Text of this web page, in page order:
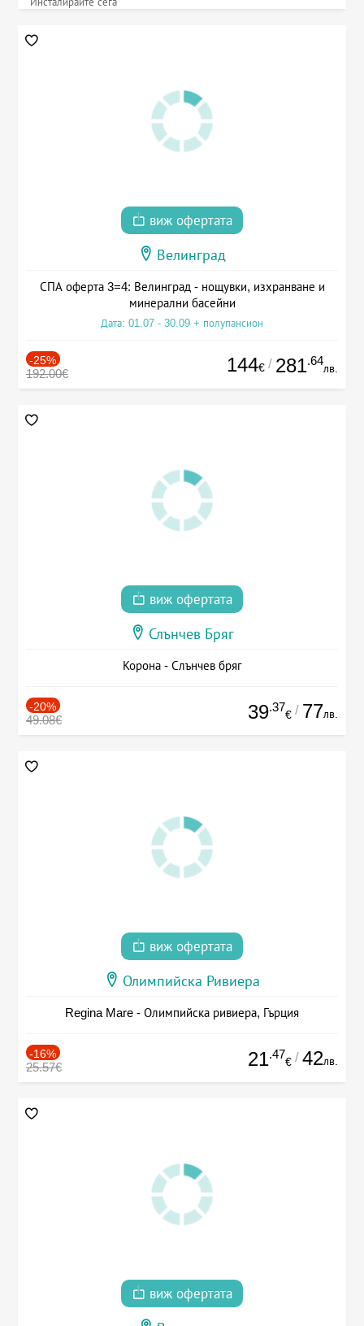
виж офертата
Велинград
СПА оферта 3=4: Велинград - нощувки, изхранване и
минерални басейни
Дата: 01.07 - 30.09 + полупансион
-25%
192.00€ 144€ / 281.64
лв.
виж офертата
Слънчев Бряг
Корона - Слънчев бряг
-20%
49.08€ 39.37
€ / 77лв.
виж офертата
Олимпийска Ривиера
Regina Mare - Олимпийска ривиера, Гърция
-16%
25.57€ 21.47
€ / 42лв.
виж офертата